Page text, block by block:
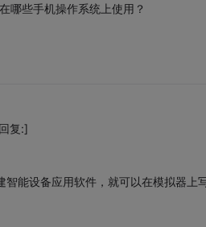
哪些手机操作系统上使用？
复:]
能设备应用软件，就可以在模拟器上